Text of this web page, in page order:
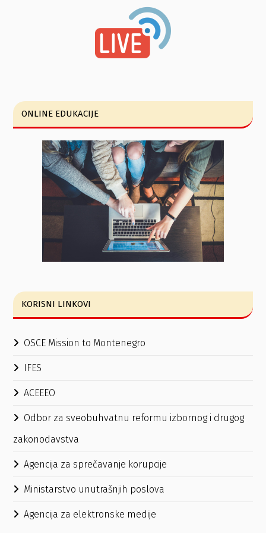
ONLINE EDUKACIJE
KORISNI LINKOVI
OSCE Mission to Montenegro
IFES
ACEEEO
Odbor za sveobuhvatnu reformu izbornog i drugog
zakonodavstva
Agencija za sprečavanje korupcije
Ministarstvo unutrašnjih poslova
Agencija za elektronske medije